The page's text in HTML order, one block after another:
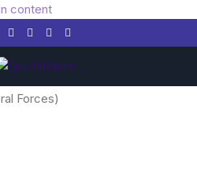
content
Forces)